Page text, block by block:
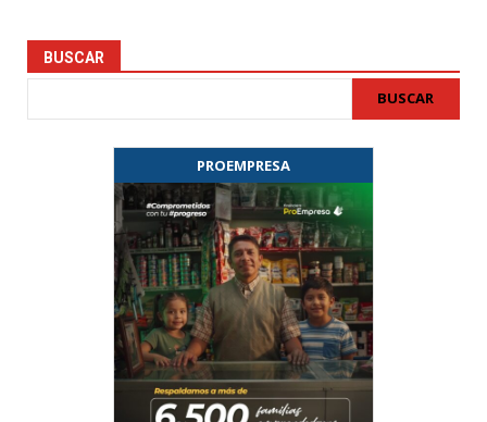
BUSCAR
BUSCAR
PROEMPRESA